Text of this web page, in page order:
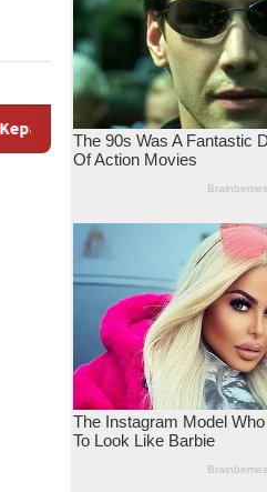
kunjung tiba, ex Karyawan TMP